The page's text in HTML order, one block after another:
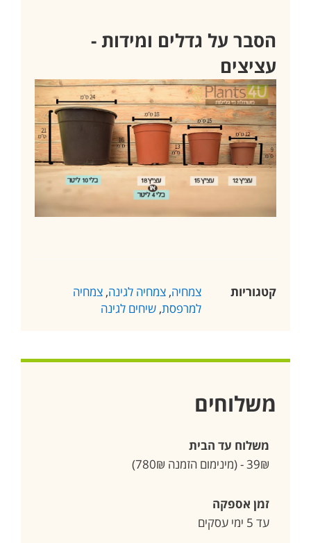
הסבר על גדלים ומידות -
עציצים
קטגוריות צמחיה, צמחיה לגינה, צמחיה
למרפסת, שיחים לגינה
משלוחים
משלוח עד הבית
39₪ - (מינימום הזמנה 780₪)
זמן אספקה
עד 5 ימי עסקים